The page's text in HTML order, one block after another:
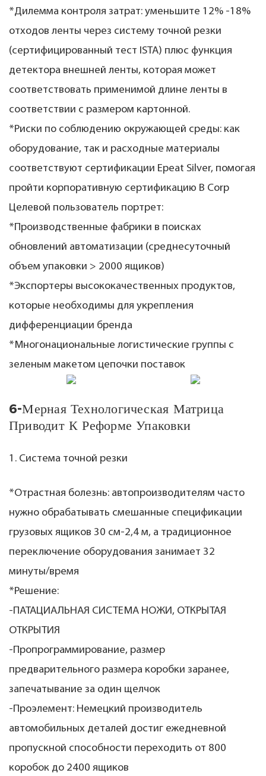
*Дилемма контроля затрат: уменьшите 12% -18%
отходов ленты через систему точной резки
(сертифицированный тест ISTA) плюс функция
детектора внешней ленты, которая может
соответствовать применимой длине ленты в
соответствии с размером картонной.
*Риски по соблюдению окружающей среды: как
оборудование, так и расходные материалы
соответствуют сертификации Epeat Silver, помогая
пройти корпоративную сертификацию B Corp
Целевой пользователь портрет:
*Производственные фабрики в поисках
обновлений автоматизации (среднесуточный
объем упаковки > 2000 ящиков)
*Экспортеры высококачественных продуктов,
которые необходимы для укрепления
дифференциации бренда
*Многонациональные логистические группы с
зеленым макетом цепочки поставок
6-Мерная Технологическая Матрица
Приводит К Реформе Упаковки
1. Система точной резки
*Отрастная болезнь: автопроизводителям часто
нужно обрабатывать смешанные спецификации
грузовых ящиков 30 см-2,4 м, а традиционное
переключение оборудования занимает 32
минуты/время
*Решение:
-ПАТАЦИАЛЬНАЯ СИСТЕМА НОЖИ, ОТКРЫТАЯ
ОТКРЫТИЯ
-Пропрограммирование, размер
предварительного размера коробки заранее,
запечатывание за один щелчок
-Проэлемент: Немецкий производитель
автомобильных деталей достиг ежедневной
пропускной способности переходить от 800
коробок до 2400 ящиков